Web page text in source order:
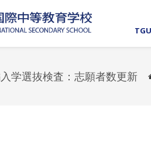
学選抜検査：志願者数更新